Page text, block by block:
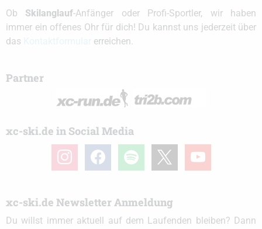
Ob Skilanglauf-Anfänger oder Profi-Sportler, wir haben
immer ein offenes Ohr für dich! Du kannst uns jederzeit über
das
erreichen.
Partner
xc-ski.de in Social Media
instagramfacebook spotify youtube
xc-ski.de Newsletter Anmeldung
Du willst immer aktuell auf dem Laufenden bleiben? Dann